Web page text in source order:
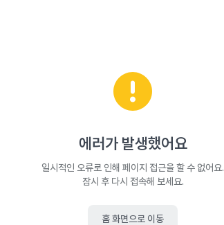
에러가 발생했어요
일시적인 오류로 인해 페이지 접근을 할 수 없어요.
잠시 후 다시 접속해 보세요.
홈 화면으로 이동